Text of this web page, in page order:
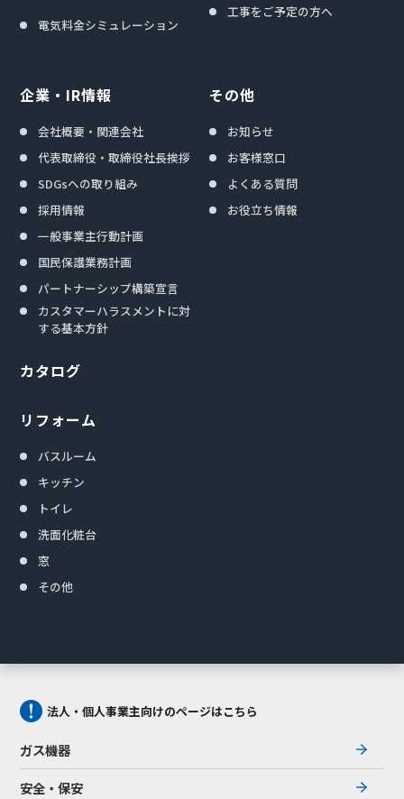
電気料金シミュレーション
工事をご予定の方へ
企業・IR情報
会社概要・関連会社
代表取締役・取締役社長挨拶
SDGsへの取り組み
採用情報
一般事業主行動計画
国民保護業務計画
パートナーシップ構築宣言
カスタマーハラスメントに対
する基本方針
カタログ
リフォーム
バスルーム
キッチン
トイレ
洗面化粧台
窓
その他
その他
お知らせ
お客様窓口
よくある質問
お役立ち情報
法人・個人事業主向けのページはこちら
ガス機器
安全・保安